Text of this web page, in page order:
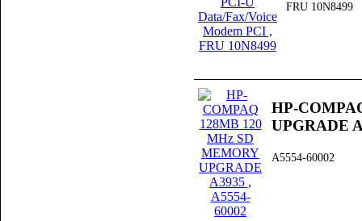
FRU 10N8499
HP-
UPGRADE
A5554-60002